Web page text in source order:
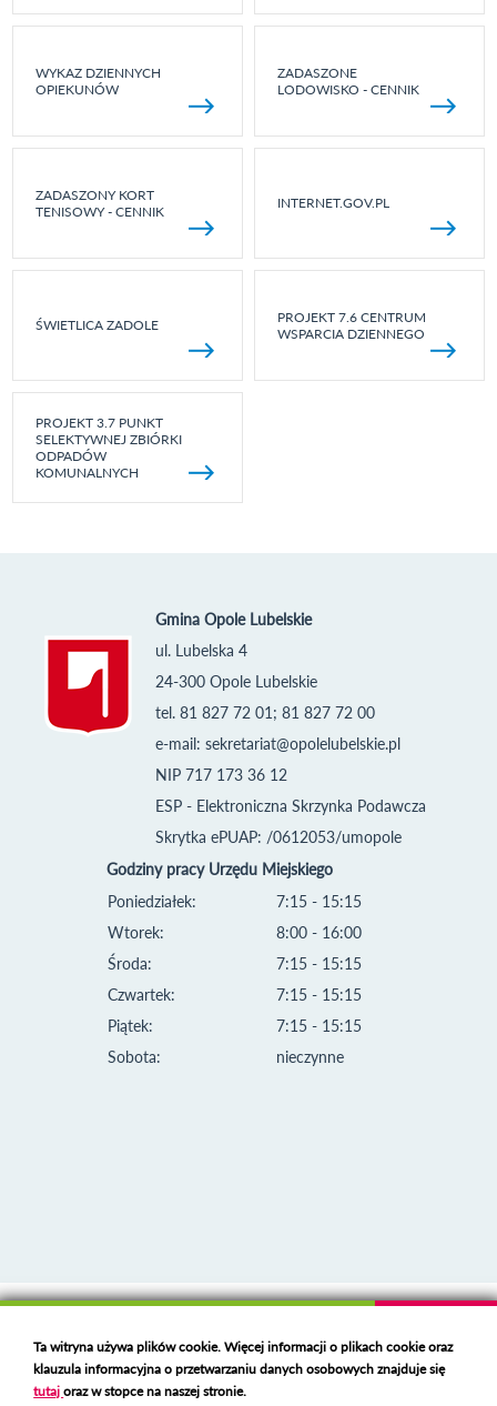
WYKAZ DZIENNYCH
OPIEKUNÓW
ZADASZONE
LODOWISKO - CENNIK
ZADASZONY KORT
TENISOWY - CENNIK
INTERNET.GOV.PL
ŚWIETLICA ZADOLE
PROJEKT 7.6 CENTRUM
WSPARCIA DZIENNEGO
PROJEKT 3.7 PUNKT
SELEKTYWNEJ ZBIÓRKI
ODPADÓW
KOMUNALNYCH
Gmina Opole Lubelskie
ul. Lubelska 4
24-300 Opole Lubelskie
tel. 81 827 72 01; 81 827 72 00
e-mail: sekretariat@opolelubelskie.pl
NIP 717 173 36 12
ESP - Elektroniczna Skrzynka Podawcza
Skrytka ePUAP: /0612053/umopole
Godziny pracy Urzędu Miejskiego
Poniedziałek:
Wtorek:
Środa:
Czwartek:
Piątek:
Sobota:
7:15 - 15:15
8:00 - 16:00
7:15 - 15:15
7:15 - 15:15
7:15 - 15:15
nieczynne
Deklaracja dostępności
Polski serwer RBLhttps://polspam.pl/
Ta witryna używa plików cookie. Więcej informacji o plikach cookie oraz
klauzula informacyjna o przetwarzaniu danych osobowych znajduje się
tutajoraz w stopce na naszej stronie.